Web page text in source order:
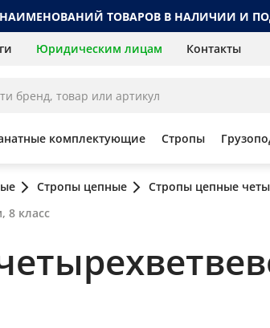
НАИМЕНОВАНИЙ ТОВАРОВ В НАЛИЧИИ И
Юридическим лицам Контакты
комплектующие Стропы
Стропы цепные
Стропы цепные
8 класс